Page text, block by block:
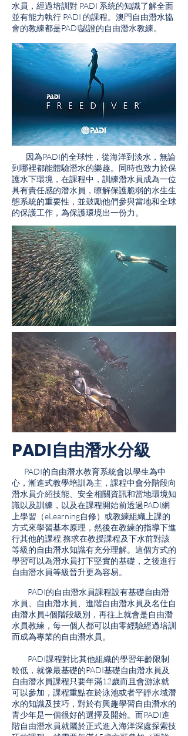
水員，經過培訓對 PADI 系統的知識了解全面
並有能力執行 PADI 的課程。 澳門自由潛水協
會的教練都是PADI認證的自由潛水教練。
因為PADI的全球性，從海洋到淡水，無論
到哪裡都能體驗潛水的樂趣。同時也致力於保
護水下環境，在課程中，訓練潛水員成為一位
具有責任感的潛水員，瞭解保護脆弱的水生生
態系統的重要性，並鼓勵他們參與當地和全球
的保護工作，為保護環境出一份力。
PADI自由潛水分級
PADI的自由潛水教育系統會以學生為中
心，漸進式教學培訓為主，課程中會分階段向
潛水員介紹技能、安全相關資訊和當地環境知
識以及訓練，以及在課程開始前透過PADI網
上學習（eLearning自修）或教練組織上課的
方式來學習基本原理，然後在教練的指導下進
行其他的課程,務求在教授課程及下水前對該
等級的自由潛水知識有充分理解。這個方式的
學習可以為潛水員打下堅實的基礎，之後進行
自由潛水員等級晉升更為容易。
PADI的自由潛水員課程設有基礎自由潛
水員、自由潛水員、進階自由潛水員及名仕自
由潛水員4個階段級別，再往上就會是自由潛
水員教練，每一個人都可以由零經驗經過培訓
而成為專業的自由潛水員。
PADI課程對比其他組織的學習年齡限制
較低，就像最基礎的PADI基礎自由潛水員及
自由潛水員課程只要年滿12歲而且會游泳就
可以參加，課程重點在於泳池或者平靜水域潛
水的知識及技巧，對於有興趣學習自由潛水的
青少年是一個很好的選擇及開始。而PADI進
階自由潛水員就屬於正式進入海洋深處探索技